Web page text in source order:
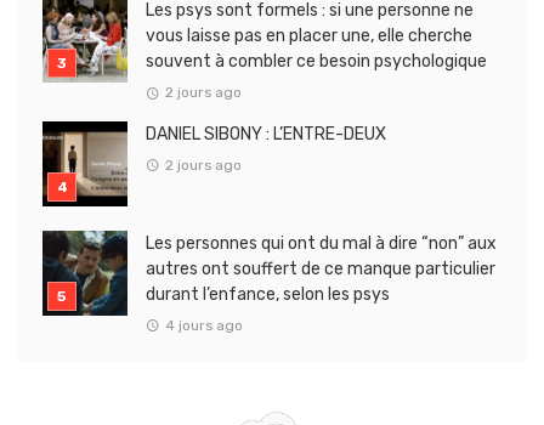
Les psys sont formels : si une personne ne
vous laisse pas en placer une, elle cherche
souvent à combler ce besoin psychologique
2 jours ago
DANIEL SIBONY : L’ENTRE-DEUX
2 jours ago
Les personnes qui ont du mal à dire “non” aux
autres ont souffert de ce manque particulier
durant l’enfance, selon les psys
4 jours ago